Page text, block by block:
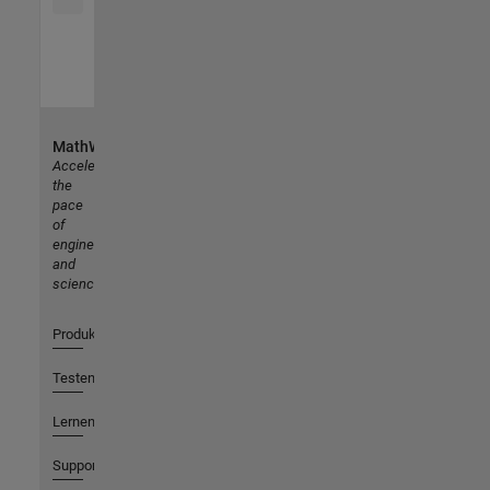
MathWorks
Accelerating
the
pace
of
engineering
and
science
Produkte
Testen oder Kaufen
Lernen
Support